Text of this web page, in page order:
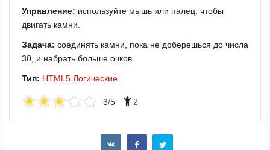
Управление: используйте мышь или палец, чтобы
двигать камни.
Задача: соединять камни, пока не доберешься до числа
30, и набрать больше очков.
Тип: HTML5 Логические
3/5 2